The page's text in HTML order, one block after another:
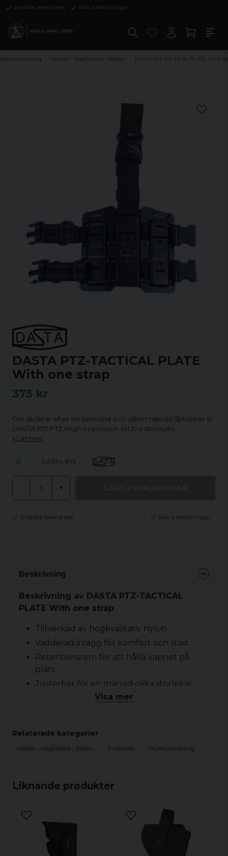
Snabba leveranser Säkra betalningar
Hölster - Maghållare - Bälten DASTA PTZ-TACTICAL PLATE With
DASTA PTZ-TACTICAL PLATE
With one strap
375 kr
Om du letar efter ett bekvämt och säkert taktiskt lårhölster är
DASTA 875 PTZ thigh suspension ett bra alternativ.
Läs mer
DASTA-875
- +
Snabba leveranser Säkra betalningar
Liknande produkter
Beskrivning
Beskrivning av DASTA PTZ-TACTICAL
PLATE With one strap
Tillverkad av högkvalitativ nylon
Vadderad inlägg för komfort och stöd
Retentionsrem för att hålla vapnet på
plats
Justerbar för en mängd olika storlekar
MOLLE-fästsystem
Vikt: 1,2 kg
Färg: Svart
Visa mer
Relaterade kategorier
Hölster - Maghållare - Bälten Produkter Skytteutrustning